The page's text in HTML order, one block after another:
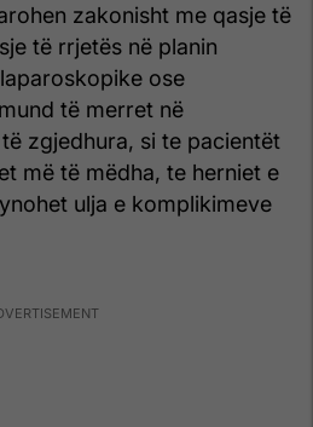
zakonisht me qasje të
të rrjetës në planin
ose
të merret në
zgjedhura, si te pacientët
më të mëdha, te herniet e
ulja e komplikimeve